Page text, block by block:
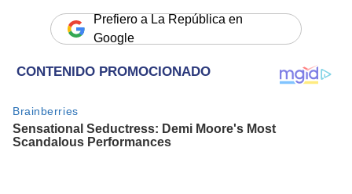
Prefiero a La República en
Google